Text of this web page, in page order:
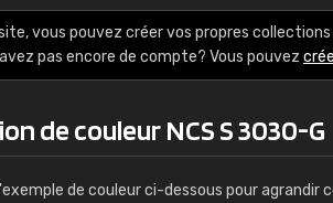
vous pouvez créer vos propres
pas encore de compte? Vous pouvez
de couleur NCS S 3030-G
de couleur ci-dessous pour agrandir